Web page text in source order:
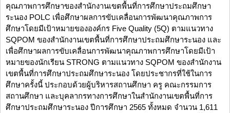
คุณภาพการศึกษาของสำนักงานเขตพื้นที่การศึกษาประถมศึกษา
ระนอง POLC เพื่อศึกษาผลการขับเคลื่อนการพัฒนาคุณภาพการ
ศึกษาโดยมีเป้าหมายขององค์กร Five Quality (5Q) ตามแนวทาง
SQPOM ของสำนักงานเขตพื้นที่การศึกษาประถมศึกษาระนอง และ
เพื่อศึกษาผลการขับเคลื่อนการพัฒนาคุณภาพการศึกษาโดยมีเป้า
หมายของนักเรียน STRONG ตามแนวทาง SQPOM ของสำนักงาน
เขตพื้นที่การศึกษาประถมศึกษาระนอง โดยประชากรที่ใช้ในการ
ศึกษาครั้งนี้ ประกอบด้วยผู้บริหารสถานศึกษา ครู คณะกรรมการ
สถานศึกษา และบุคลากรทางการศึกษาในสำนักงานเขตพื้นที่การ
ศึกษาประถมศึกษาระนอง ปีการศึกษา 2565 ทั้งหมด จำนวน 1,611